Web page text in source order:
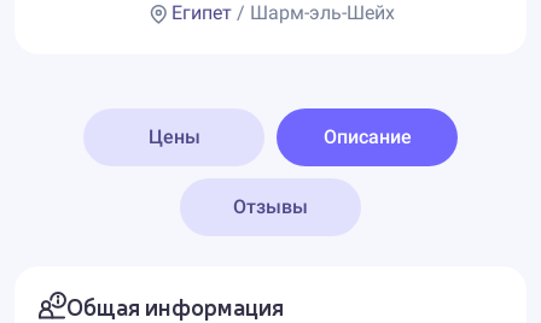
Египет / Шарм-эль-Шейх
Цены Описание
Отзывы
Общая информация